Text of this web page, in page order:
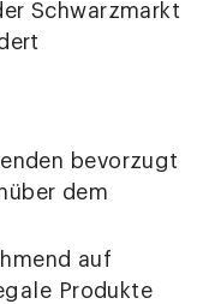
Schwarzmarkt
bevorzugt
dem
auf
Produkte